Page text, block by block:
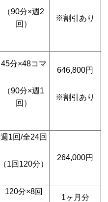
（90分×週2
回）
※割引あり
45分×48コマ
（90分×週1
回）
646,800円
※割引あり
週1回/全24回
（1回120分）
264,000円
120分×8回
1ヶ月分